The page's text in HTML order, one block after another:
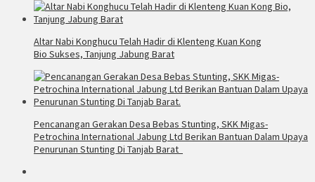
Altar Nabi Konghucu Telah Hadir di Klenteng Kuan Kong
Bio Sukses, Tanjung Jabung Barat
Pencanangan Gerakan Desa Bebas Stunting, SKK Migas-
Petrochina International Jabung Ltd Berikan Bantuan Dalam Upaya
Penurunan Stunting Di Tanjab Barat